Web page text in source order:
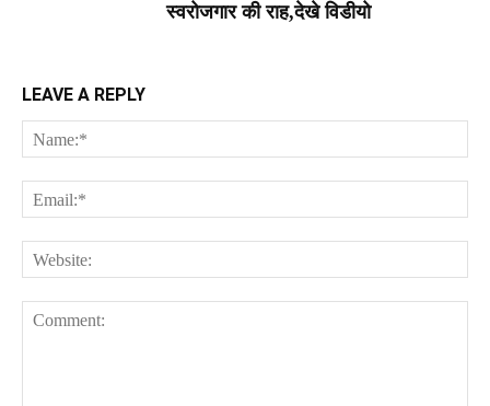
स्वरोजगार की राह,देखे विडीयो
LEAVE A REPLY